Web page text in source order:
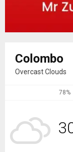
Colombo
Overcast Clouds
78%